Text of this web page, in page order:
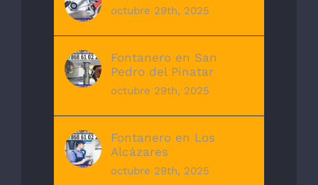
octubre 29th, 2025
Fontanero en San
Pedro del Pinatar
octubre 29th, 2025
Fontanero en Los
Alcázares
octubre 29th, 2025